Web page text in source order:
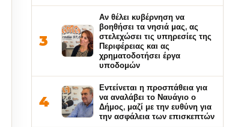
3
Αν θέλει κυβέρνηση να
βοηθήσει τα νησιά μας, ας
στελεχώσει τις υπηρεσίες της
Περιφέρειας και ας
χρηματοδοτήσει έργα
υποδομών
4
Εντείνεται η προσπάθεια για
να αναλάβει το Ναυάγιο ο
Δήμος, μαζί με την ευθύνη για
την ασφάλεια των επισκεπτών